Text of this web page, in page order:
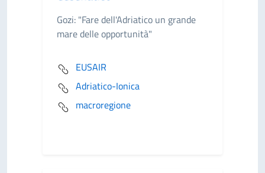
Gozi: "Fare dell'Adriatico un grande
mare delle opportunità"
EUSAIR
Adriatico-Ionica
macroregione